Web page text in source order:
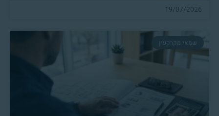
19/07/2026
שמאי מקרקעין